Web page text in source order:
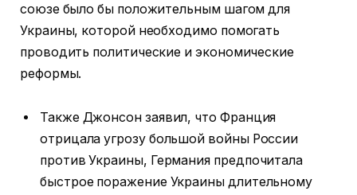
союзе было бы положительным шагом для
Украины, которой необходимо помогать
проводить политические и экономические
реформы.
Также Джонсон заявил, что Франция
отрицала угрозу большой войны России
против Украины, Германия предпочитала
быстрое поражение Украины длительному